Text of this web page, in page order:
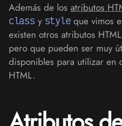
Además de los atributos
classy style que vimos
existen otros atributos
pero que pueden ser muy
disponibles para utilizar en
HTML.